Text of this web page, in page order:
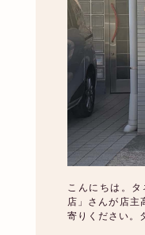
こんにちは。
店」さんが店主
寄りください。